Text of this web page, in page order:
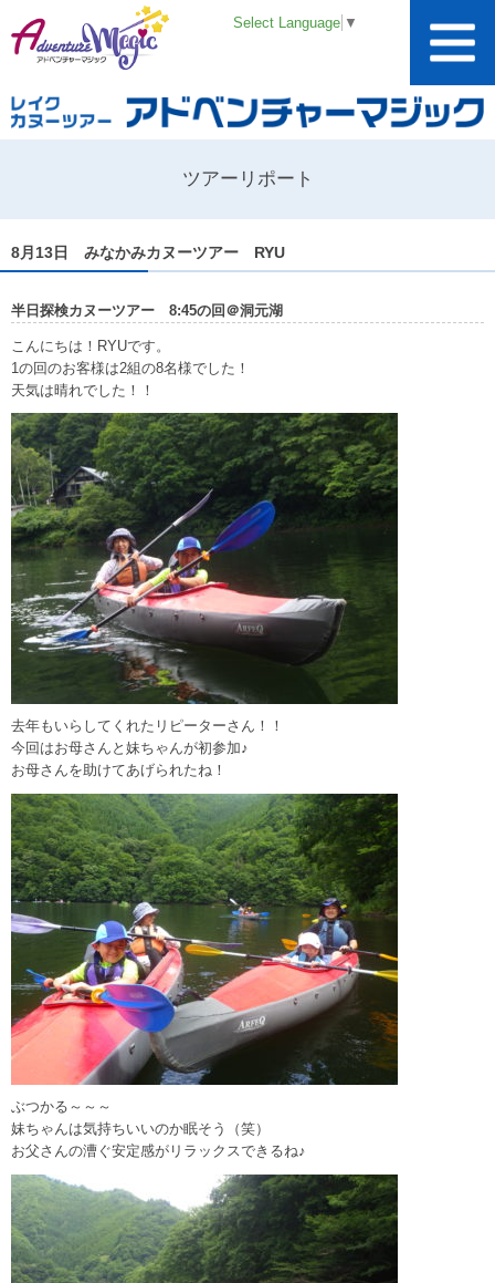
Select Language ▼
ツアーリポート
8月13日 みなかみカヌーツアー RYU
半日探検カヌーツアー 8:45の回＠洞元湖
こんにちは！RYUです。
1の回のお客様は2組の8名様でした！
天気は晴れでした！！
去年もいらしてくれたリピーターさん！！
今回はお母さんと妹ちゃんが初参加♪
お母さんを助けてあげられたね！
ぶつかる～～～
妹ちゃんは気持ちいいのか眠そう（笑）
お父さんの漕ぐ安定感がリラックスできるね♪